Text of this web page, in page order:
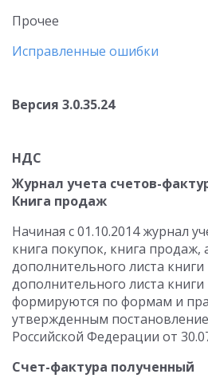
Прочее
Исправленные ошибки
Версия 3.0.35.24
НДС
Журнал учета счетов-
Книга продаж
Начиная с 01.10.2014 журнал
книга покупок, книга продаж,
дополнительного листа
дополнительного листа
формируются по формам и
утвержденным
Российской Федерации от
Счет-фактура полученный